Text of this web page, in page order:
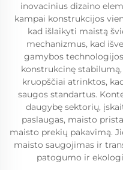
inovacinius dizaino
kampai konstrukcijos
kad išlaikyti maistą
mechanizmus, kad
gamybos
konstrukcinę
kruopščiai atrinktos,
saugos standartus.
daugybę sektorių,
paslaugas, maisto
maisto prekių pakavimą.
maisto saugojimas ir
patogumo ir